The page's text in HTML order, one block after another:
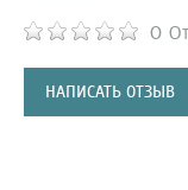
0
НАПИСАТЬ ОТЗЫВ